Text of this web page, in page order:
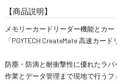
【商品説明】
メモリーカードリーダー機能とカー
「PGYTECH CreateMate 高速カー
防塵・防滴と耐衝撃性に優れたラ
作業とデータ管理まで現地で行う